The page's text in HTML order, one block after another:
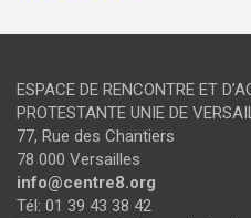
ESPACE DE RENCONTRE ET
PROTESTANTE UNIE DE
77, Rue des Chantiers
78 000 Versailles
info@centre8.org
Tél: 01 39 43 38 42